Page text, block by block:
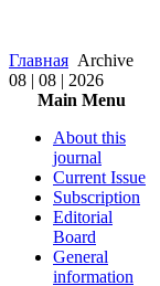
Главная Archive
08 | 08 | 2026
Main Menu
About this
journal
Current Issue
Subscription
Editorial
Board
General
information